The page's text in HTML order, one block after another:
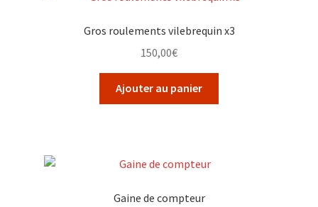
Gros roulements vilebrequin x3
150,00€
Ajouter au panier
Gaine de compteur